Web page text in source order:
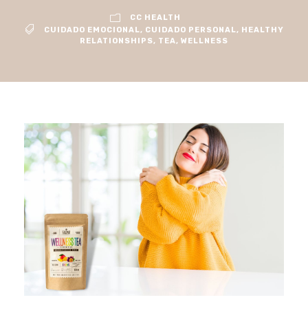
CC HEALTH
CUIDADO EMOCIONAL, CUIDADO PERSONAL, HEALTHY
RELATIONSHIPS, TEA, WELLNESS